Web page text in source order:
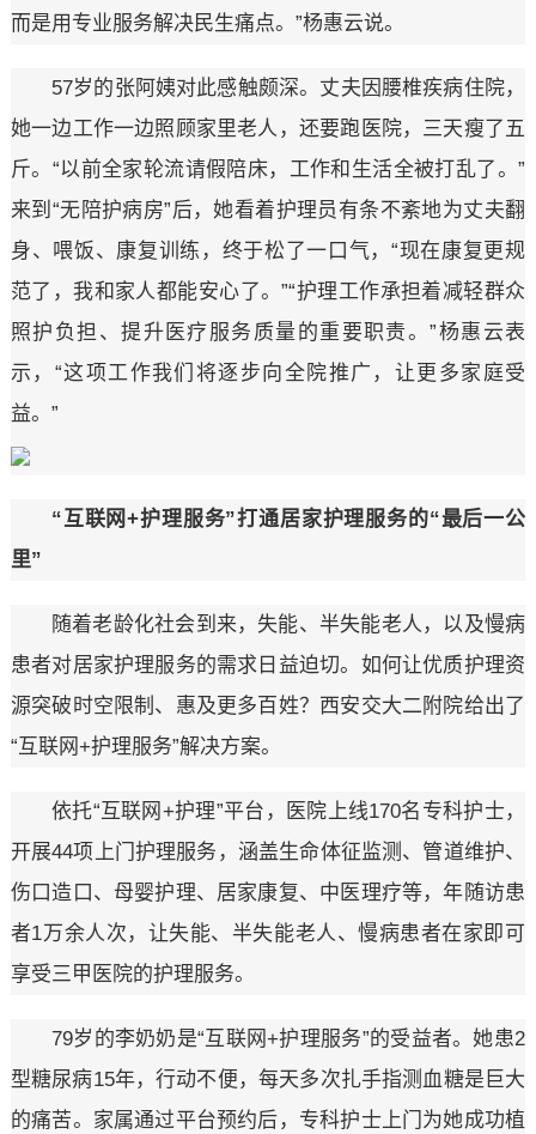
而是用专业服务解决民生痛点。”杨惠云说。
57岁的张阿姨对此感触颇深。丈夫因腰椎疾病住院，
她一边工作一边照顾家里老人，还要跑医院，三天瘦了五
斤。“以前全家轮流请假陪床，工作和生活全被打乱了。”
来到“无陪护病房”后，她看着护理员有条不紊地为丈夫翻
身、喂饭、康复训练，终于松了一口气，“现在康复更规
范了，我和家人都能安心了。”“护理工作承担着减轻群众
照护负担、提升医疗服务质量的重要职责。”杨惠云表
示，“这项工作我们将逐步向全院推广，让更多家庭受
益。”
“互联网+护理服务”打通居家护理服务的“最后一公
里”
随着老龄化社会到来，失能、半失能老人，以及慢病
患者对居家护理服务的需求日益迫切。如何让优质护理资
源突破时空限制、惠及更多百姓？西安交大二附院给出了
“互联网+护理服务”解决方案。
依托“互联网+护理”平台，医院上线170名专科护士，
开展44项上门护理服务，涵盖生命体征监测、管道维护、
伤口造口、母婴护理、居家康复、中医理疗等，年随访患
者1万余人次，让失能、半失能老人、慢病患者在家即可
享受三甲医院的护理服务。
79岁的李奶奶是“互联网+护理服务”的受益者。她患2
型糖尿病15年，行动不便，每天多次扎手指测血糖是巨大
的痛苦。家属通过平台预约后，专科护士上门为她成功植